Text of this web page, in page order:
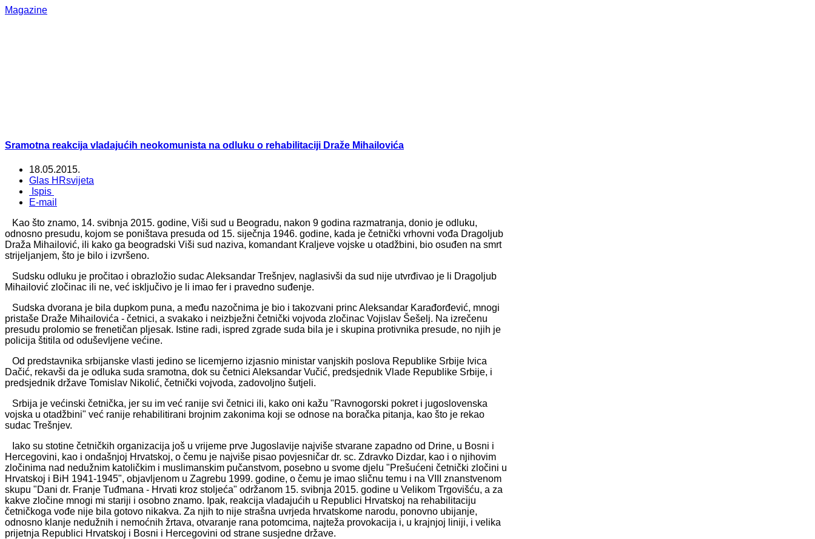
Magazine
Sramotna reakcija vladajućih neokomunista na odluku o rehabilitaciji Draže Mihailovića
18.05.2015.
Glas HRsvijeta
Ispis
E-mail
Kao što znamo, 14. svibnja 2015. godine, Viši sud u Beogradu, nakon 9 godina razmatranja, donio je odluku,
odnosno presudu, kojom se poništava presuda od 15. siječnja 1946. godine, kada je četnički vrhovni vođa Dragoljub
Draža Mihailović, ili kako ga beogradski Viši sud naziva, komandant Kraljeve vojske u otadžbini, bio osuđen na smrt
strijeljanjem, što je bilo i izvršeno.
Sudsku odluku je pročitao i obrazložio sudac Aleksandar Trešnjev, naglasivši da sud nije utvrđivao je li Dragoljub
Mihailović zločinac ili ne, već isključivo je li imao fer i pravedno suđenje.
Sudska dvorana je bila dupkom puna, a među nazočnima je bio i takozvani princ Aleksandar Karađorđević, mnogi
pristaše Draže Mihailovića - četnici, a svakako i neizbježni četnički vojvoda zločinac Vojislav Šešelj. Na izrečenu
presudu prolomio se frenetičan pljesak. Istine radi, ispred zgrade suda bila je i skupina protivnika presude, no njih je
policija štitila od oduševljene većine.
Od predstavnika srbijanske vlasti jedino se licemjerno izjasnio ministar vanjskih poslova Republike Srbije Ivica
Dačić, rekavši da je odluka suda sramotna, dok su četnici Aleksandar Vučić, predsjednik Vlade Republike Srbije, i
predsjednik države Tomislav Nikolić, četnički vojvoda, zadovoljno šutjeli.
Srbija je većinski četnička, jer su im već ranije svi četnici ili, kako oni kažu "Ravnogorski pokret i jugoslovenska
vojska u otadžbini" već ranije rehabilitirani brojnim zakonima koji se odnose na boračka pitanja, kao što je rekao
sudac Trešnjev.
Iako su stotine četničkih organizacija još u vrijeme prve Jugoslavije najviše stvarane zapadno od Drine, u Bosni i
Hercegovini, kao i ondašnjoj Hrvatskoj, o čemu je najviše pisao povjesničar dr. sc. Zdravko Dizdar, kao i o njihovim
zločinima nad nedužnim katoličkim i muslimanskim pučanstvom, posebno u svome djelu "Prešućeni četnički zločini u
Hrvatskoj i BiH 1941-1945", objavljenom u Zagrebu 1999. godine, o čemu je imao sličnu temu i na VIII znanstvenom
skupu "Dani dr. Franje Tuđmana - Hrvati kroz stoljeća" održanom 15. svibnja 2015. godine u Velikom Trgovišću, a za
kakve zločine mnogi mi stariji i osobno znamo. Ipak, reakcija vladajućih u Republici Hrvatskoj na rehabilitaciju
četničkoga vođe nije bila gotovo nikakva. Za njih to nije strašna uvrjeda hrvatskome narodu, ponovno ubijanje,
odnosno klanje nedužnih i nemoćnih žrtava, otvaranje rana potomcima, najteža provokacija i, u krajnjoj liniji, i velika
prijetnja Republici Hrvatskoj i Bosni i Hercegovini od strane susjedne države.